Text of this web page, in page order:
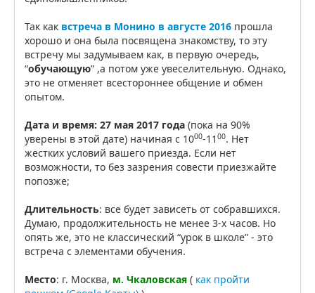
Так как встреча в Монино в августе 2016 прошла
хорошо и она была посвящена знакомству, то эту
встречу мы задумываем как, в первую очередь,
“обучающую” ,а потом уже увеселительную. Однако,
это не отменяет всестороннее общение и обмен
опытом.
Дата и время: 27 мая 2017 года (пока на 90%
уверены в этой дате) начиная с 1000-11 00. Нет
жестких условий вашего приезда. Если нет
возможности, то без зазрения совести приезжайте
попозже;
Длительность: все будет зависеть от собравшихся.
Думаю, продолжительность не менее 3-х часов. Но
опять же, это не классический “урок в школе” - это
встреча с элементами обучения.
Место: г. Москва, м. Чкаловская ( как пройти